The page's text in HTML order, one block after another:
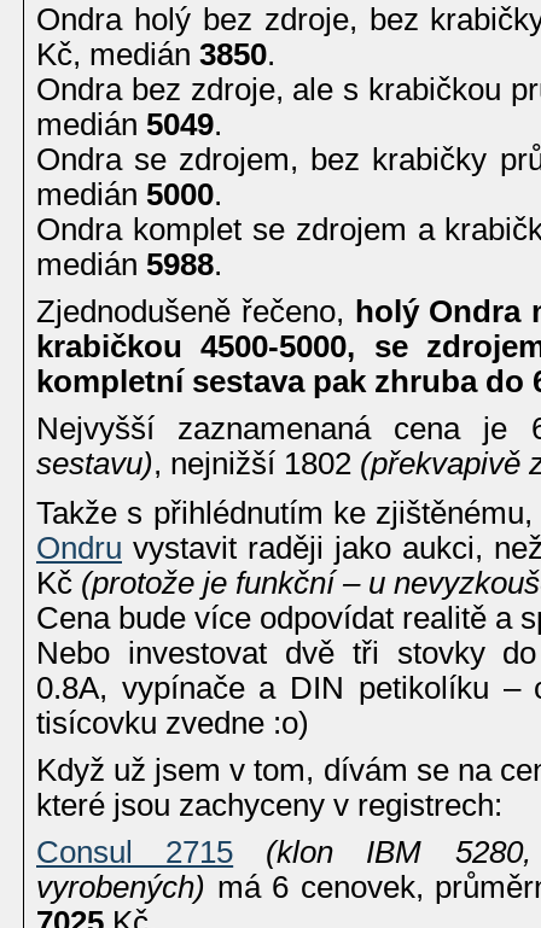
Ondra holý bez zdroje, bez
Kč, medián 3850.
Ondra bez zdroje, ale s krabičkou
medián 5049.
Ondra se zdrojem, bez krabičky
medián 5000.
Ondra komplet se zdrojem a
medián 5988.
Zjednodušeně řečeno, holý Ondra
krabičkou 4500-5000, se
kompletní sestava pak zhruba do
Nejvyšší zaznamenaná cena
sestavu), nejnižší 1802 (překvapivě
Takže s přihlédnutím ke
Ondru vystavit raději jako aukci,
Kč (protože je funkční – u
Cena bude více odpovídat realitě a
Nebo investovat dvě tři stovky
0.8A, vypínače a DIN petikolíku –
tisícovku zvedne :o)
Když už jsem v tom, dívám se na
které jsou zachyceny v registrech:
Consul 2715
(klon IBM
vyrobených) má 6 cenovek,